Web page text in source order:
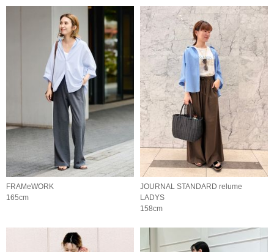
FRAMeWORK
165cm
JOURNAL STANDARD relume
LADYS
158cm